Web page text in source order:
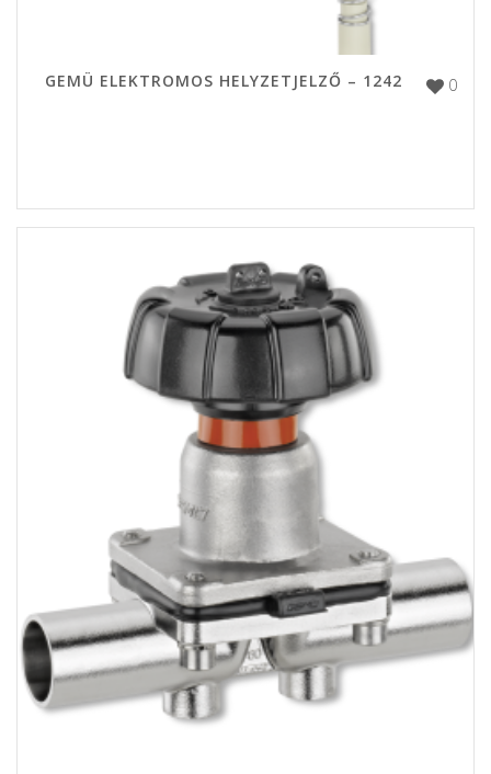
0
GEMÜ ELEKTROMOS HELYZETJELZŐ – 1242